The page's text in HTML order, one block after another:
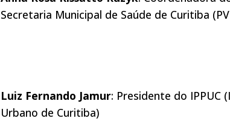
Secretaria Municipal de Saúde de Curitiba
Luiz Fernando Jamur: Presidente do IPPUC
Urbano de Curitiba)